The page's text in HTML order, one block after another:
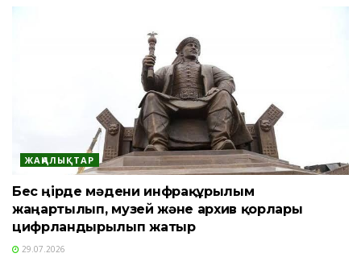
ЖАҢАЛЫҚТАР
Бес өңірде мәдени инфрақұрылым
жаңартылып, музей және архив қорлары
цифрландырылып жатыр
29.07.2026